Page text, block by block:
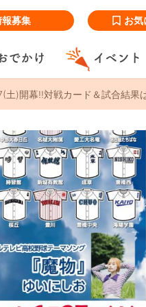
報募集 お気
でかけ イベント
)開幕!!対戦カード＆試合結果